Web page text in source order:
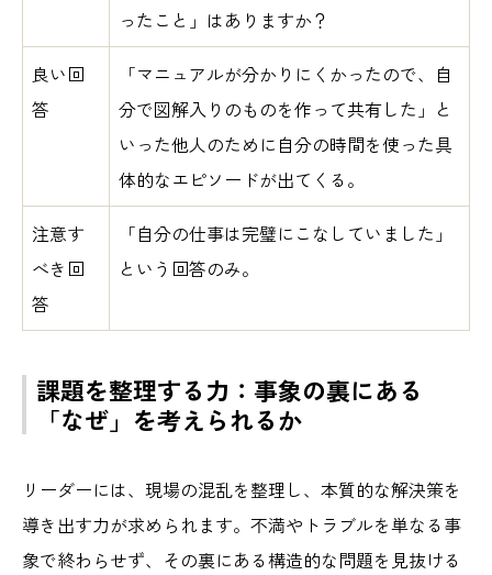
ったこと」はありますか？
良い回
答
「マニュアルが分かりにくかったので、自
分で図解入りのものを作って共有した」と
いった他人のために自分の時間を使った具
体的なエピソードが出てくる。
注意す
べき回
答
「自分の仕事は完璧にこなしていました」
という回答のみ。
課題を整理する力：事象の裏にある
「なぜ」を考えられるか
リーダーには、現場の混乱を整理し、本質的な解決策を
導き出す力が求められます。不満やトラブルを単なる事
象で終わらせず、その裏にある構造的な問題を見抜ける